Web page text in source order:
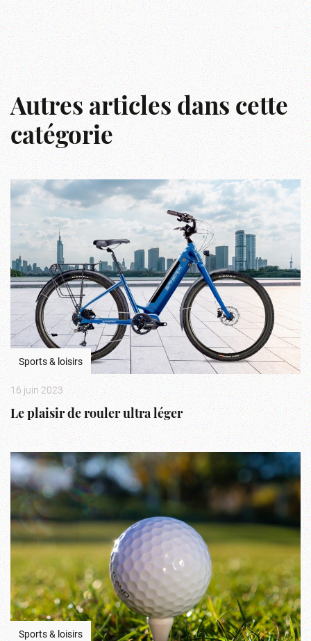
Autres articles dans cette
catégorie
Sports & loisirs
16 juin 2023
Le plaisir de rouler ultra léger
Sports & loisirs